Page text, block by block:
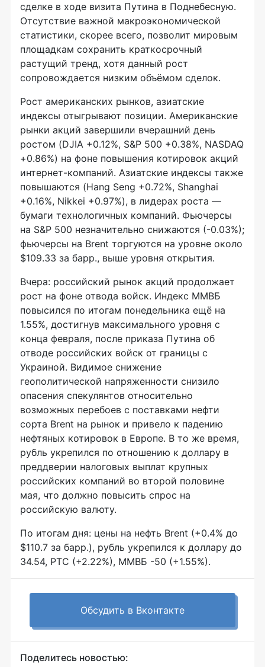
сделке в ходе визита Путина в Поднебесную.
Отсутствие важной макроэкономической
статистики, скорее всего, позволит мировым
площадкам сохранить краткосрочный
растущий тренд, хотя данный рост
сопровождается низким объёмом сделок.
Рост американских рынков, азиатские
индексы отыгрывают позиции. Американские
рынки акций завершили вчерашний день
ростом (DJIA +0.12%, S&P 500 +0.38%, NASDAQ
+0.86%) на фоне повышения котировок акций
интернет-компаний. Азиатские индексы также
повышаются (Hang Seng +0.72%, Shanghai
+0.16%, Nikkei +0.97%), в лидерах роста —
бумаги технологичных компаний. Фьючерсы
на S&P 500 незначительно снижаются (-0.03%);
фьючерсы на Brent торгуются на уровне около
$109.33 за барр., выше уровня открытия.
Вчера: российский рынок акций продолжает
рост на фоне отвода войск. Индекс ММВБ
повысился по итогам понедельника ещё на
1.55%, достигнув максимального уровня с
конца февраля, после приказа Путина об
отводе российских войск от границы с
Украиной. Видимое снижение
геополитической напряженности снизило
опасения спекулянтов относительно
возможных перебоев с поставками нефти
сорта Brent на рынок и привело к падению
нефтяных котировок в Европе. В то же время,
рубль укрепился по отношению к доллару в
преддверии налоговых выплат крупных
российских компаний во второй половине
мая, что должно повысить спрос на
российскую валюту.
По итогам дня: цены на нефть Brent (+0.4% до
$110.7 за барр.), рубль укрепился к доллару до
34.54, РТС (+2.22%), ММВБ -50 (+1.55%).
Обсудить в Вконтакте
Поделитесь новостью: